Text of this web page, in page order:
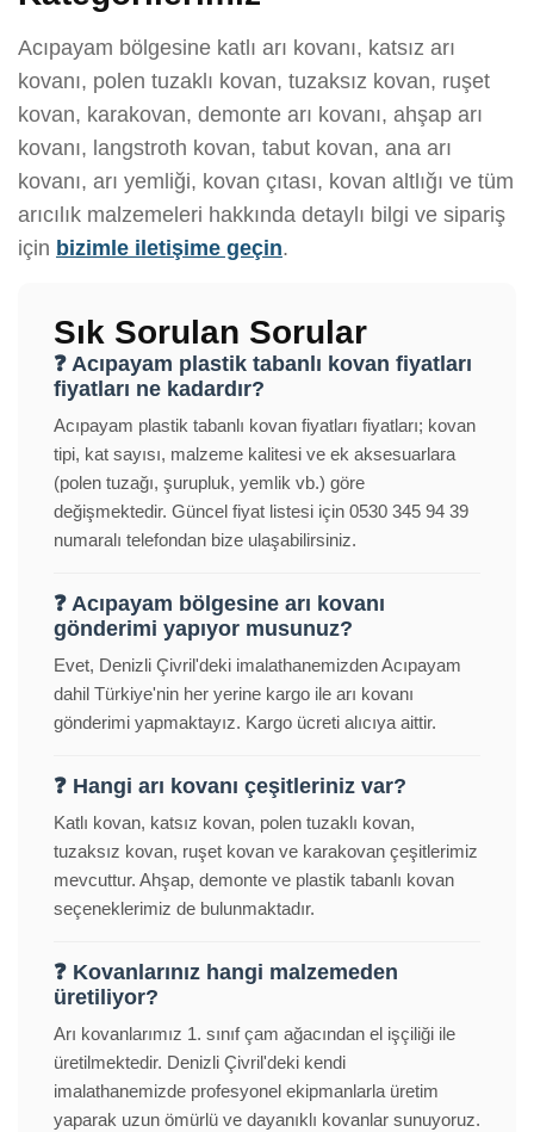
Acıpayam bölgesine katlı arı kovanı, katsız arı
kovanı, polen tuzaklı kovan, tuzaksız kovan, ruşet
kovan, karakovan, demonte arı kovanı, ahşap arı
kovanı, langstroth kovan, tabut kovan, ana arı
kovanı, arı yemliği, kovan çıtası, kovan altlığı ve tüm
arıcılık malzemeleri hakkında detaylı bilgi ve sipariş
için bizimle iletişime geçin.
Sık Sorulan Sorular
❓ Acıpayam plastik tabanlı kovan fiyatları
fiyatları ne kadardır?
Acıpayam plastik tabanlı kovan fiyatları fiyatları; kovan
tipi, kat sayısı, malzeme kalitesi ve ek aksesuarlara
(polen tuzağı, şurupluk, yemlik vb.) göre
değişmektedir. Güncel fiyat listesi için 0530 345 94 39
numaralı telefondan bize ulaşabilirsiniz.
❓ Acıpayam bölgesine arı kovanı
gönderimi yapıyor musunuz?
Evet, Denizli Çivril'deki imalathanemizden Acıpayam
dahil Türkiye'nin her yerine kargo ile arı kovanı
gönderimi yapmaktayız. Kargo ücreti alıcıya aittir.
❓ Hangi arı kovanı çeşitleriniz var?
Katlı kovan, katsız kovan, polen tuzaklı kovan,
tuzaksız kovan, ruşet kovan ve karakovan çeşitlerimiz
mevcuttur. Ahşap, demonte ve plastik tabanlı kovan
seçeneklerimiz de bulunmaktadır.
❓ Kovanlarınız hangi malzemeden
üretiliyor?
Arı kovanlarımız 1. sınıf çam ağacından el işçiliği ile
üretilmektedir. Denizli Çivril'deki kendi
imalathanemizde profesyonel ekipmanlarla üretim
yaparak uzun ömürlü ve dayanıklı kovanlar sunuyoruz.